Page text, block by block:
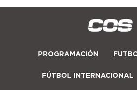
PROGRAMACIÓN
FÚTBOL INTERNACIONAL